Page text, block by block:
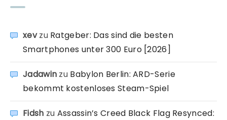
xevzu Ratgeber: Das sind die besten
Smartphones unter 300 Euro [2026]
Jadawin zu Babylon Berlin: ARD-Serie
bekommt kostenloses Steam-Spiel
Fidsh zu Assassin’s Creed Black Flag Resynced: